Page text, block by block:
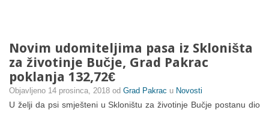
Novim udomiteljima pasa iz Skloništa
za životinje Bučje, Grad Pakrac
poklanja 132,72€
Objavljeno 14 prosinca, 2018 od Grad Pakrac u Novosti
U želji da psi smješteni u Skloništu za životinje Bučje postanu dio